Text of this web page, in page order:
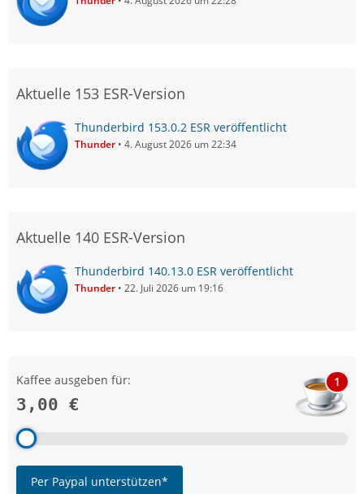
Aktuelle 153 ESR-Version
Thunderbird 153.0.2 ESR veröffentlicht
Thunder 4. August 2026 um 22:34
Aktuelle 140 ESR-Version
Thunderbird 140.13.0 ESR veröffentlicht
Thunder 22. Juli 2026 um 19:16
Kaffee ausgeben für:
3,00 €
1
Per Paypal unterstützen*